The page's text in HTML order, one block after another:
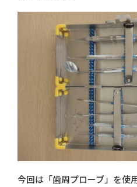
今回は「歯周プローブ」を使